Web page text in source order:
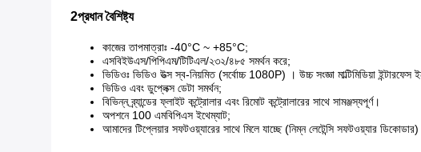
2প্রধান বৈশিষ্ট্য
কাজের তাপমাত্রাঃ -40°C ~ +85°C;
এসবিইউএস/পিপিএম/টিটিএল/২৩২/৪৮৫ সমর্থন করে;
ভিডিওঃ ভিডিও উত্স স্ব-নিয়মিত (সর্বোচ্চ 1080P) । উচ্চ সংজ্ঞা মাল্টিমিডিয়া
ভিডিও এবং ডুপ্লেক্স ডেটা সমর্থন;
বিভিন্ন ব্র্যান্ডের ফ্লাইট কন্ট্রোলার এবং রিমোট কন্ট্রোলারের সাথে সামঞ্জস্যপূর্ণ।
অপশনে 100 এমবিপিএস ইথেম্যাট;
আমাদের টিপ্লেয়ার সফটওয়্যারের সাথে মিলে যাচ্ছে (নিম্ন লেটেন্সি সফটওয়্যার